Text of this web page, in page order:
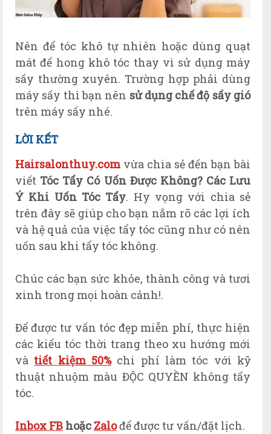
Nên để tóc khô tự nhiên hoặc dùng quạt
mát để hong khô tóc thay vì sử dụng máy
sấy thường xuyên. Trường hợp phải dùng
máy sấy thì bạn nên sử dụng chế độ sấy gió
trên máy sấy nhé.
LỜI KẾT
Hairsalonthuy.com vừa chia sẻ đến bạn bài
viết Tóc Tẩy Có Uốn Được Không? Các Lưu
Ý Khi Uốn Tóc Tẩy. Hy vọng với chia sẻ
trên đây sẽ giúp cho bạn nắm rõ các lợi ích
và hệ quả của việc tẩy tóc cũng như có nên
uốn sau khi tẩy tóc không.
Chúc các bạn sức khỏe, thành công và tươi
xinh trong mọi hoàn cảnh!.
Để được tư vấn tóc đẹp miễn phí, thực hiện
các kiểu tóc thời trang theo xu hướng mới
và tiết kiệm 50%chi phí làm tóc với kỹ
thuật nhuộm màu ĐỘC QUYỀN không tẩy
tóc.
Inbox FB hoặc Zalođể được tư vấn/đặt lịch.